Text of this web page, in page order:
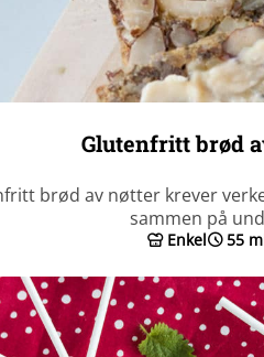
Glutenfritt brød
brød av nøtter krever
sammen på
Enkel 55